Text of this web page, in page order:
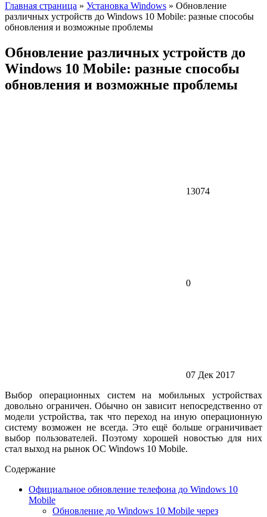
Главная страница » Установка Windows » Обновление
различных устройств до Windows 10 Mobile: разные способы
обновления и возможные проблемы
Обновление различных устройств до
Windows 10 Mobile: разные способы
обновления и возможные проблемы
13074
0
07 Дек 2017
Выбор операционных систем на мобильных устройствах
довольно ограничен. Обычно он зависит непосредственно от
модели устройства, так что переход на иную операционную
систему возможен не всегда. Это ещё больше ограничивает
выбор пользователей. Поэтому хорошей новостью для них
стал выход на рынок ОС Windows 10 Mobile.
Содержание
Официальное обновление телефона до Windows 10
Mobile
Обновление до Windows 10 Mobile через